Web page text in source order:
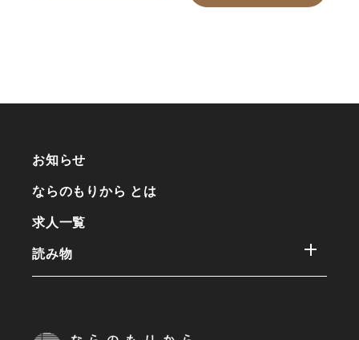
お知らせ
ならのもりから とは
求人一覧
読み物